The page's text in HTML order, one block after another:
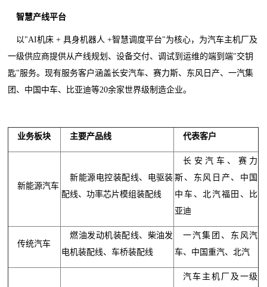
智慧产线平台
以"AI机床 + 具身机器人 +智慧调度平台"为核心，为汽车主机厂及
一级供应商提供从产线规划、设备交付、调试到运维的端到端"交钥
匙"服务。现有服务客户涵盖长安汽车、赛力斯、东风日产、一汽集
团、中国中车、比亚迪等20余家世界级制造企业。
业务板块 主要产品线 代表客户
新能源汽车
新能源电控装配线、电驱装
配线、功率芯片模组装配线
长安汽车、赛力
斯、东风日产、中国
中车、北汽福田、比
亚迪
传统汽车
燃油发动机装配线、柴油发
电机装配线、车桥装配线
一汽集团、东风汽
车、中国重汽、北汽
汽车主机厂及一级